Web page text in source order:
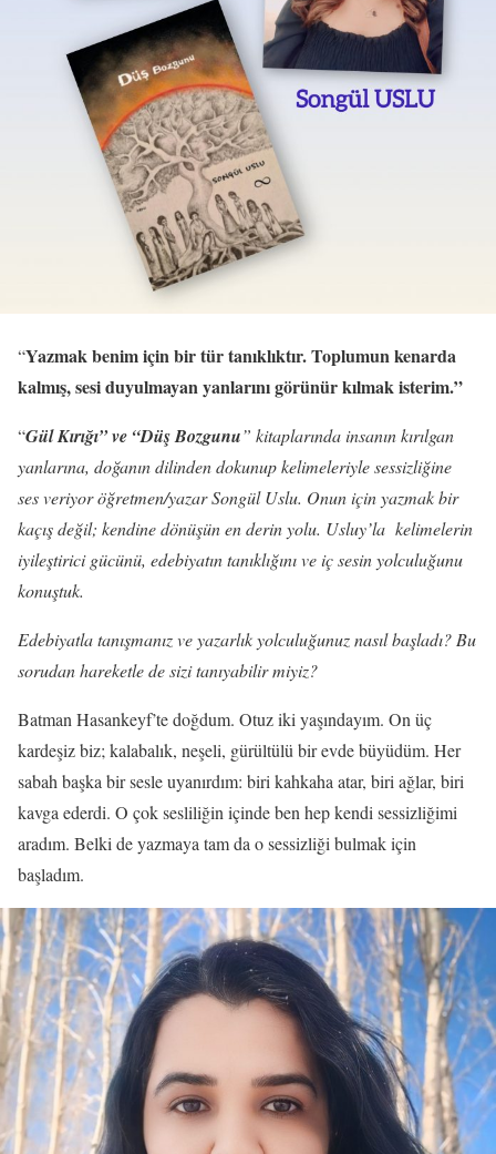
“Yazmak benim için bir tür tanıklıktır. Toplumun kenarda
kalmış, sesi duyulmayan yanlarını görünür kılmak isterim.”
“Gül Kırığı” ve “Düş Bozgunu” kitaplarında insanın kırılgan
yanlarına, doğanın dilinden dokunup kelimeleriyle sessizliğine
ses veriyor öğretmen/yazar Songül Uslu. Onun için yazmak bir
kaçış değil; kendine dönüşün en derin yolu. Usluy’la kelimelerin
iyileştirici gücünü, edebiyatın tanıklığını ve iç sesin yolculuğunu
konuştuk.
Edebiyatla tanışmanız ve yazarlık yolculuğunuz nasıl başladı? Bu
sorudan hareketle de sizi tanıyabilir miyiz?
Batman Hasankeyf’te doğdum. Otuz iki yaşındayım. On üç
kardeşiz biz; kalabalık, neşeli, gürültülü bir evde büyüdüm. Her
sabah başka bir sesle uyanırdım: biri kahkaha atar, biri ağlar, biri
kavga ederdi. O çok sesliliğin içinde ben hep kendi sessizliğimi
aradım. Belki de yazmaya tam da o sessizliği bulmak için
başladım.